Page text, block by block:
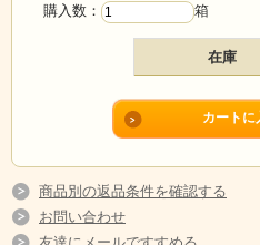
購入数： 箱
在庫
商品別の返品条件を確認する
お問い合わせ